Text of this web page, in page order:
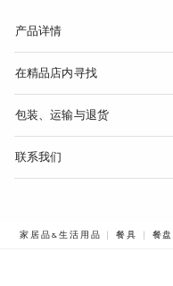
产品详情
在精品店内寻找
包装、运输与退货
联系我们
家居品&生活用品 餐具 餐盘